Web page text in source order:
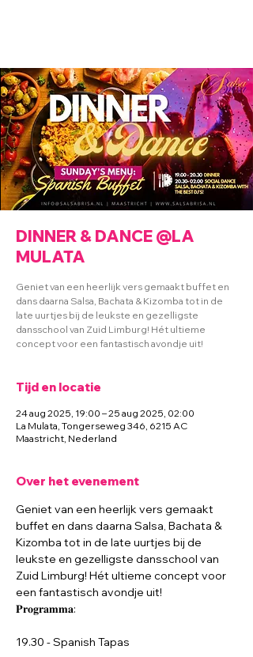
DINNER & DANCE @LA
MULATA
Geniet van een heerlijk vers gemaakt buffet en
dans daarna Salsa, Bachata & Kizomba tot in de
late uurtjes bij de leukste en gezelligste
dansschool van Zuid Limburg! Hét ultieme
Tijd en locatie
24 aug 2025, 19:00 – 25 aug 2025, 02:00
La Mulata, Tongerseweg 346, 6215 AC
Maastricht, Nederland
Over het evenement
Geniet van een heerlijk vers gemaakt
buffet en dans daarna Salsa, Bachata &
Kizomba tot in de late uurtjes bij de
leukste en gezelligste dansschool van
Zuid Limburg! Hét ultieme concept voor
een fantastisch avondje uit!
𝐏𝐫𝐨𝐠𝐫𝐚𝐦𝐦𝐚:
19.30 - Spanish Tapas